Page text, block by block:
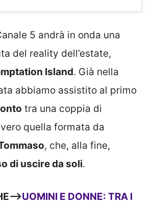
5 andrà in onda una
del reality dell’estate,
Island. Già nella
abbiamo assistito al primo
tra una coppia di
quella formata da
, che, alla fine,
di uscire da soli.
UOMINI E DONNE: TRA I